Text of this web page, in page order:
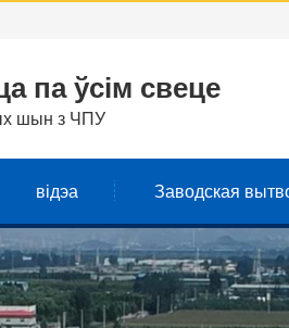
па ўсім свеце
шын з ЧПУ
відэа Заводская